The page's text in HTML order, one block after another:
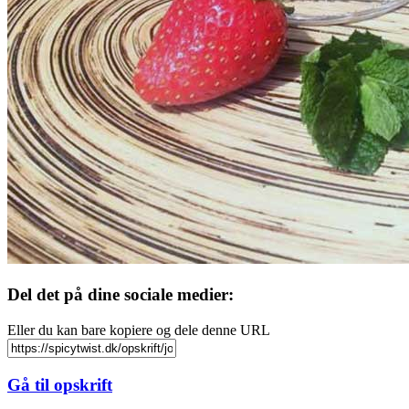
Del det på dine sociale medier:
Eller du kan bare kopiere og dele denne URL
Gå til opskrift